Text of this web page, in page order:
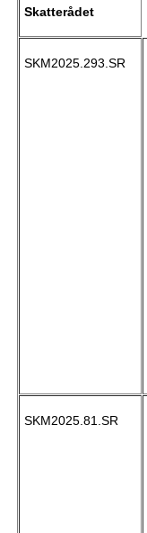
Skatterådet
SKM2025.293.SR
SKM2025.81.SR